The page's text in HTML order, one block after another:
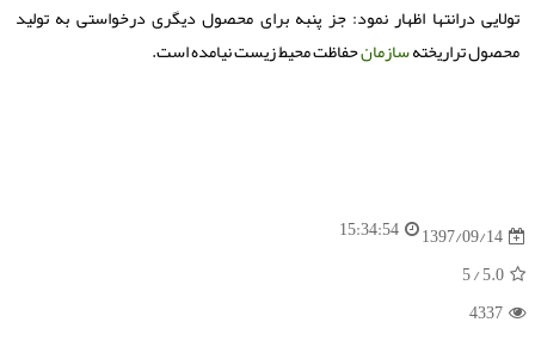
تولایی درانتها اظهار نمود: جز پنبه برای محصول دیگری درخواستی به تولید
محصول تراریختهسازمانحفاظت محیط زیست نیامده است.
1397/09/14
15:34:54
5.0
/ 5
4337